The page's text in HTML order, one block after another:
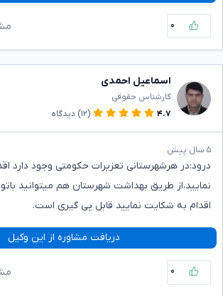
۰
اسماعیل احمدی
کارشناس حقوقی
۴.۷
(۱۲) دیدگاه
۵ سال پیش
درود:در هرشهرستانی تعزیرات حکومتی وجود دارد
نمایید،از طریق بهداشت شهرستان هم میتوانید
اقدام به شکایت نمایید قابل پی گیری است.
دریافت مشاوره از این وکیل
۰